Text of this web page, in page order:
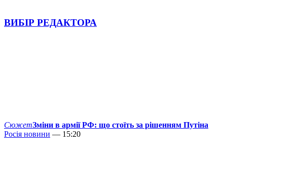
ВИБІР РЕДАКТОРА
СюжетЗміни в армії РФ: що стоїть за рішенням Путіна
Росія новини — 15:20